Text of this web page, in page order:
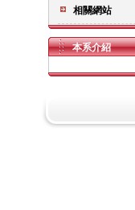
相關網站
本系介紹